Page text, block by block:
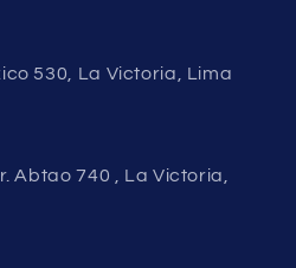
530, La Victoria, Lima
Abtao 740 , La Victoria,